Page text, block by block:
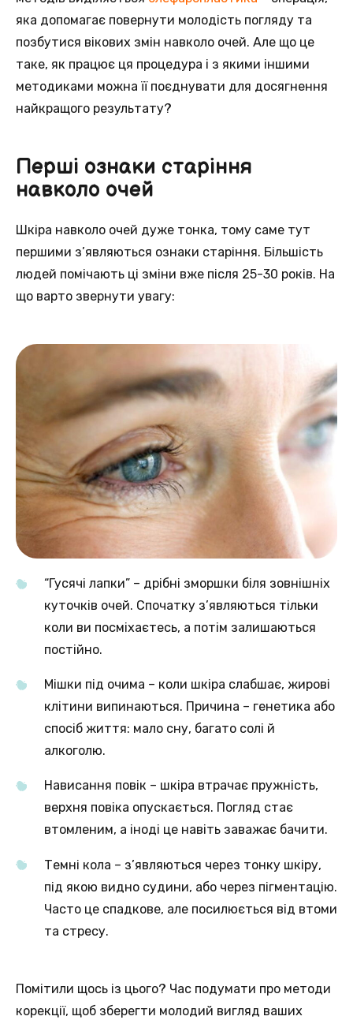
яка допомагає повернути молодість погляду та
позбутися вікових змін навколо очей. Але що це
таке, як працює ця процедура і з якими іншими
методиками можна її поєднувати для досягнення
найкращого результату?
Перші ознаки старіння
навколо очей
Шкіра навколо очей дуже тонка, тому саме тут
першими з’являються ознаки старіння. Більшість
людей помічають ці зміни вже після 25-30 років. На
що варто звернути увагу:
“Гусячі лапки” – дрібні зморшки біля зовнішніх
куточків очей. Спочатку з’являються тільки
коли ви посміхаєтесь, а потім залишаються
постійно.
Мішки під очима – коли шкіра слабшає, жирові
клітини випинаються. Причина – генетика або
спосіб життя: мало сну, багато солі й
алкоголю.
Нависання повік – шкіра втрачає пружність,
верхня повіка опускається. Погляд стає
втомленим, а іноді це навіть заважає бачити.
Темні кола – з’являються через тонку шкіру,
під якою видно судини, або через пігментацію.
Часто це спадкове, але посилюється від втоми
та стресу.
Помітили щось із цього? Час подумати про методи
корекції, щоб зберегти молодий вигляд ваших